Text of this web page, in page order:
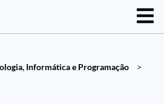
Informática e Programação
>